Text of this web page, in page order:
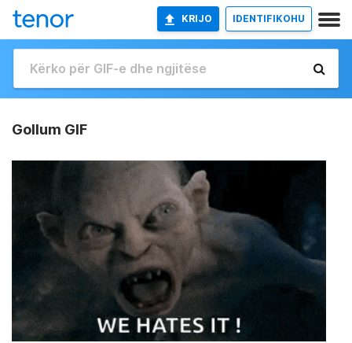
KRIJO IDENTIFIKOHU
Gollum GIF